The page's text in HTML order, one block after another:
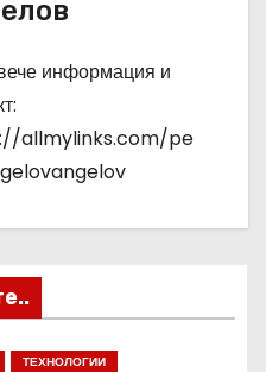
информация и
allmylinks.com/pe
ТЕХНОЛОГИИ